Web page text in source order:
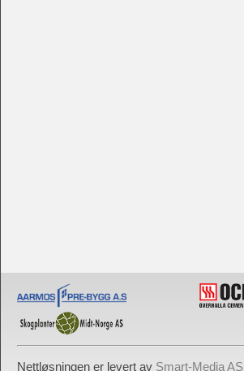
Nettløsningen er levert av Smart-Media AS